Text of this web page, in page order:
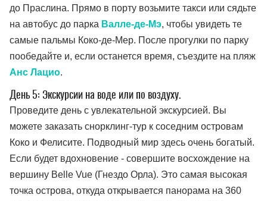
до Праслина. Прямо в порту возьмите такси или сядьте
на автобус до парка Валле-де-Мэ, чтобы увидеть те
самые пальмы Коко-де-Мер. После прогулки по парку
пообедайте и, если останется время, съездите на пляж
Анс Лацио.
День 5: Экскурсии на воде или по воздуху.
Проведите день с увлекательной экскурсией. Вы
можете заказать снорклинг-тур к соседним островам
Коко и Фелисите. Подводный мир здесь очень богатый.
Если будет вдохновение - совершите восхождение на
вершину Belle Vue (Гнездо Орла). Это самая высокая
точка острова, откуда открывается панорама на 360